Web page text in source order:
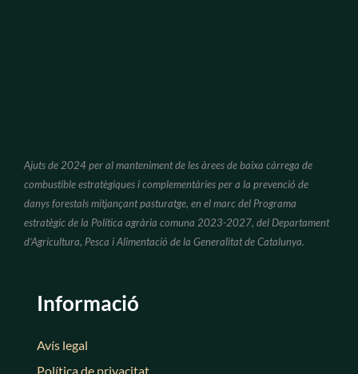
Ajuts de 2024 per al manteniment de les àrees de baixa càrrega de
combustible estratègiques i complementàries per a la prevenció de
danys forestals mitjançant pasturatge, en el marc del Programa
estratègic de la Política agrària comuna 2023-2027, del Departament
d’Agricultura, Pesca i Alimentació de la Generalitat de Catalunya.
Informació
Avís legal
Política de privacitat